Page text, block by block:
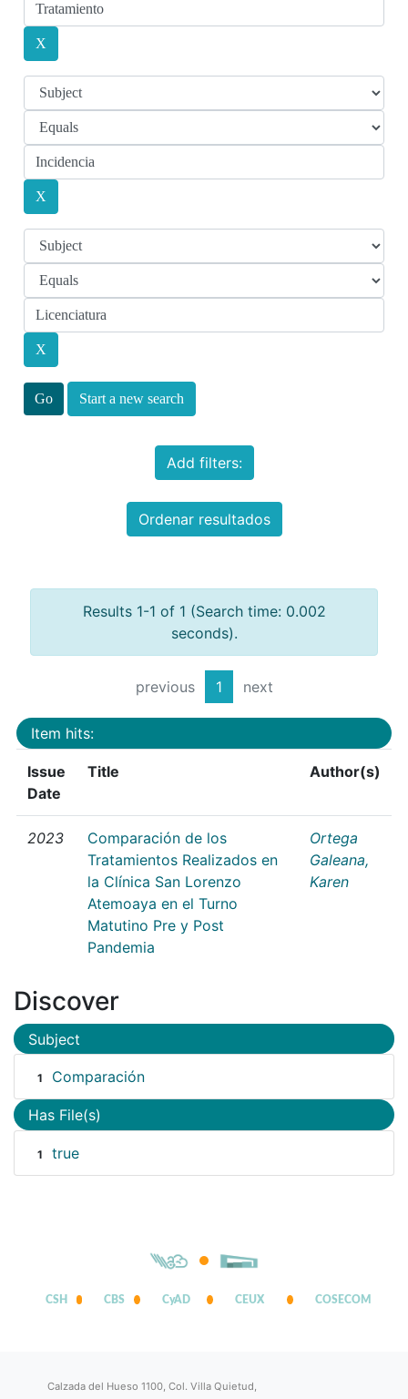
Start a new search
Add filters:
Ordenar resultados
Results 1-1 of 1 (Search time: 0.002
seconds).
previous 1 next
Item hits:
Issue
Date
Title Author(s)
2023
Comparación de los
Tratamientos Realizados en
la Clínica San Lorenzo
Atemoaya en el Turno
Matutino Pre y Post
Pandemia
Ortega
Galeana,
Karen
Discover
Subject
1 Comparación
Has File(s)
1 true
CSH CBS CyAD CEUX COSECOM
Calzada del Hueso 1100, Col. Villa Quietud,